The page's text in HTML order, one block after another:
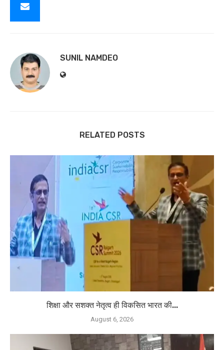
SUNIL NAMDEO
RELATED POSTS
शिक्षा और सशक्त नेतृत्व ही विकसित भारत की...
August 6, 2026